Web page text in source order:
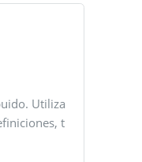
Utiliza
t